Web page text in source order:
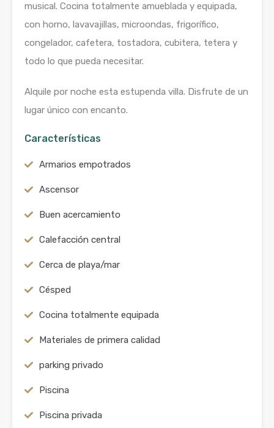
musical. Cocina totalmente amueblada y equipada,
con horno, lavavajillas, microondas, frigorífico,
congelador, cafetera, tostadora, cubitera, tetera y
todo lo que pueda necesitar.
Alquile por noche esta estupenda villa. Disfrute de un
lugar único con encanto.
Características
Armarios empotrados
Ascensor
Buen acercamiento
Calefacción central
Cerca de playa/mar
Césped
Cocina totalmente equipada
Materiales de primera calidad
parking privado
Piscina
Piscina privada